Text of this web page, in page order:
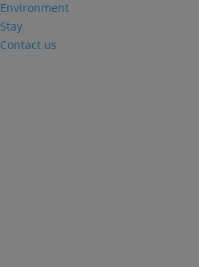
Environment
Stay
Contact us